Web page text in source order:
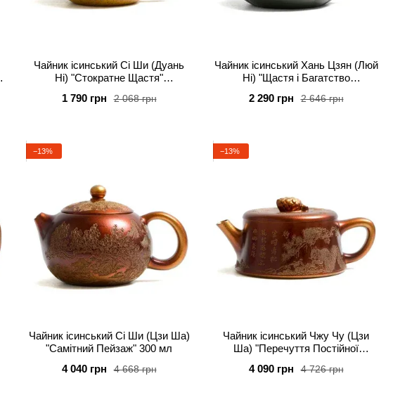
Чайник ісинський Сі Ши (Дуань
Ні) "Стократне Щастя"
мл2 068 грн
1 790 грн
Чайник ісинський Хань Цзян (Люй
Ні) "Щастя і Багатство
2 646 грн
2 290 грн
−13%
Чайник ісинський Сі Ши (Цзи Ша)
"Самітний Пейзаж" 300 мл
4 668 грн
4 040 грн
−13%
Чайник ісинський Чжу Чу (Цзи
Ша) "Перечуття Постійної
4 726 грн
4 090 грн